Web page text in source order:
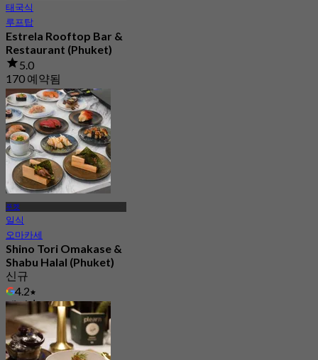
태국식
루프탑
Estrela Rooftop Bar &
Restaurant (Phuket)
5.0
170 예약됨
에서฿ 795
푸켓
일식
오마카세
Shino Tori Omakase &
Shabu Halal (Phuket)
신규
4.2
에서฿ 990